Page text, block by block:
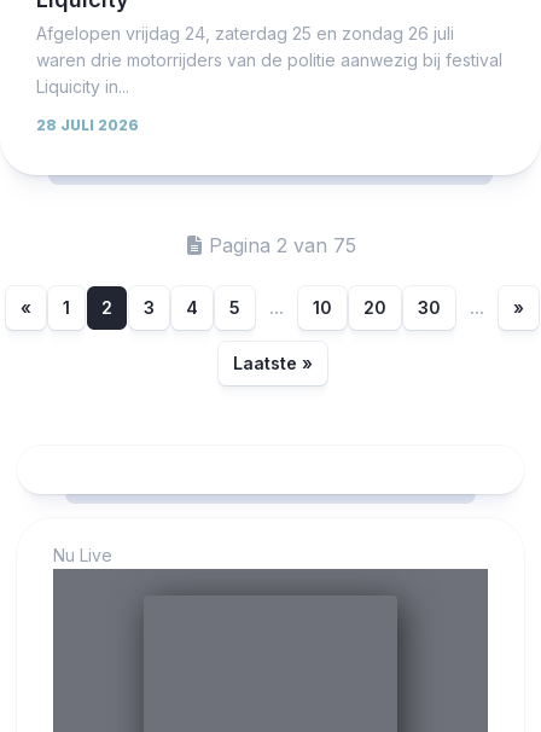
Afgelopen vrijdag 24, zaterdag 25 en zondag 26 juli
waren drie motorrijders van de politie aanwezig bij festival
Liquicity in...
28 JULI 2026
Pagina 2 van 75
« 1 2 3 4 5 ... 10 20 30 ... »
Laatste »
Nu Live